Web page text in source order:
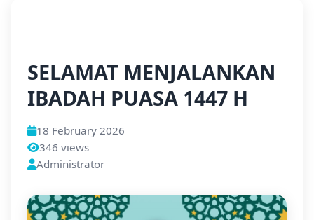
SELAMAT MENJALANKAN
IBADAH PUASA 1447 H
18 February 2026
346 views
Administrator